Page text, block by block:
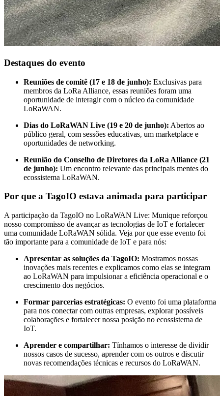
Destaques do evento
Reuniões de comitê (17 e 18 de junho): Exclusivas para
membros da LoRa Alliance, essas reuniões foram uma
oportunidade de interagir com o núcleo da comunidade
LoRaWAN.
Dias do LoRaWAN Live (19 e 20 de junho): Abertos ao
público geral, com sessões educativas, um marketplace e
oportunidades de networking.
Reunião do Conselho de Diretores da LoRa Alliance (21
de junho): Um encontro relevante das principais mentes do
ecossistema LoRaWAN.
Por que a TagoIO estava animada para participar
A participação da TagoIO no LoRaWAN Live: Munique reforçou
nosso compromisso de avançar as tecnologias de IoT e fortalecer
uma comunidade LoRaWAN sólida. Veja por que esse evento foi
tão importante para a comunidade de IoT e para nós:
Apresentar as soluções da TagoIO: Mostramos nossas
inovações mais recentes e explicamos como elas se integram
ao LoRaWAN para impulsionar a eficiência operacional e o
crescimento dos negócios.
Formar parcerias estratégicas: O evento foi uma plataforma
para nos conectar com outras empresas, explorar possíveis
colaborações e fortalecer nossa posição no ecossistema de
IoT.
Aprender e compartilhar: Tínhamos o interesse de dividir
nossos casos de sucesso, aprender com os outros e discutir
novas recomendações técnicas e recursos do LoRaWAN.